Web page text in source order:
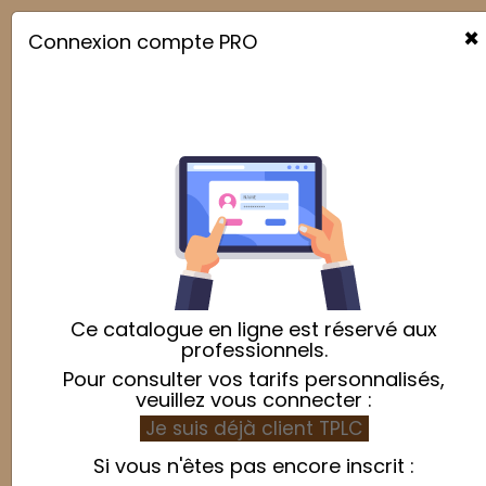

Brands
Suppliers
Categories
×
Connexion compte PRO
Ce catalogue en ligne est réservé aux
professionnels.
Pour consulter vos tarifs personnalisés,
veuillez vous connecter :
Je suis déjà client TPLC
Si vous n'êtes pas encore inscrit :